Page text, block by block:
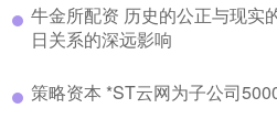
牛金所配资 历史的公正与现实
日关系的深远影响
策略资本 *ST云网为子公司